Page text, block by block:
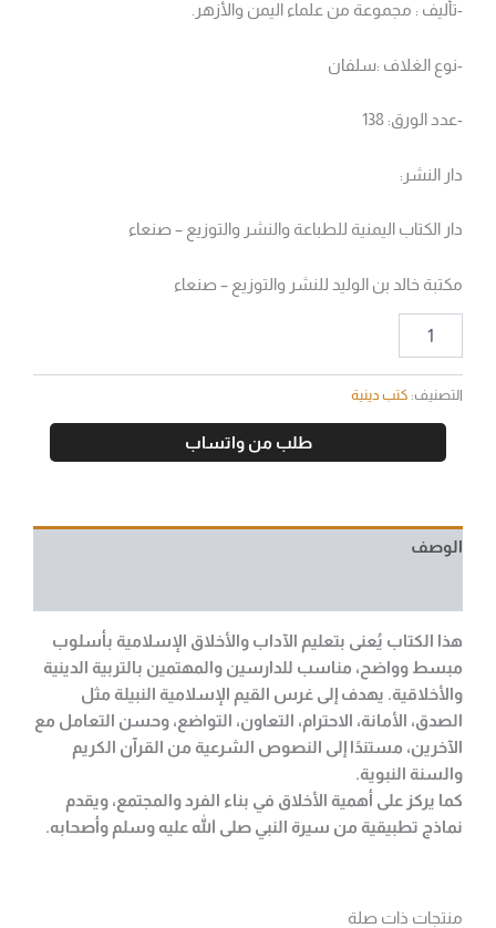
-تأليف : مجموعة من علماء اليمن والأزهر.
-نوع الغلاف :سلفان
-عدد الورق: 138
دار النشر:
دار الكتاب اليمنية للطباعة والنشر والتوزيع – صنعاء
مكتبة خالد بن الوليد للنشر والتوزيع – صنعاء
التصنيف: كتب دينية
طلب من واتساب
الوصف
هذا الكتاب يُعنى بتعليم الآداب والأخلاق الإسلامية بأسلوب
مبسط وواضح، مناسب للدارسين والمهتمين بالتربية الدينية
والأخلاقية. يهدف إلى غرس القيم الإسلامية النبيلة مثل
الصدق، الأمانة، الاحترام، التعاون، التواضع، وحسن التعامل مع
الآخرين، مستندًا إلى النصوص الشرعية من القرآن الكريم
والسنة النبوية.
كما يركز على أهمية الأخلاق في بناء الفرد والمجتمع، ويقدم
نماذج تطبيقية من سيرة النبي صلى الله عليه وسلم وأصحابه.
منتجات ذات صلة